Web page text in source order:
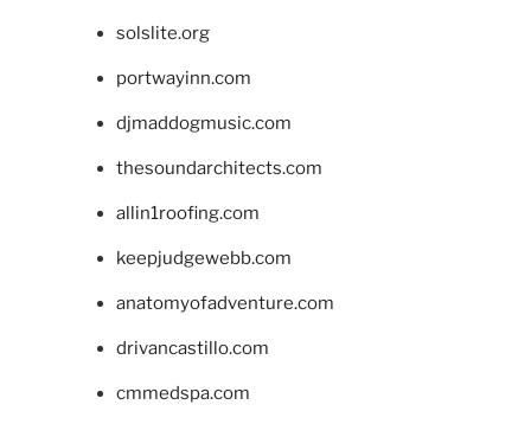
solslite.org
portwayinn.com
djmaddogmusic.com
thesoundarchitects.com
allin1roofing.com
keepjudgewebb.com
anatomyofadventure.com
drivancastillo.com
cmmedspa.com